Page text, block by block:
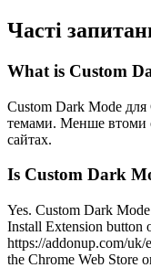
Часті
What is Custom
Custom Dark Mode
темами. Менше втоми
сайтах.
Is Custom Dark
Yes. Custom Dark
Install Extension button
https://addonup.com/uk/
the Chrome Web Store